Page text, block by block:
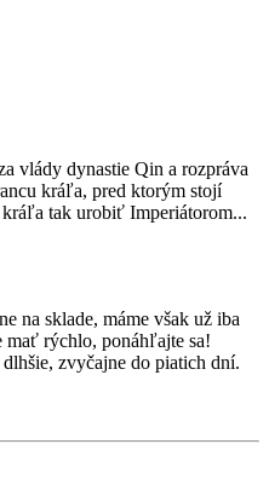
vlády dynastie Qin a rozpráva
kráľa, pred ktorým stojí
tak urobiť Imperiátorom...
na sklade, máme však už iba
mať rýchlo, ponáhľajte sa!
zvyčajne do piatich dní.